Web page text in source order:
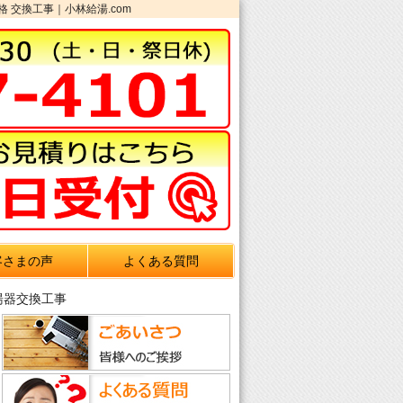
交換工事｜小林給湯.com
さまの声 よくある質問
器交換工事